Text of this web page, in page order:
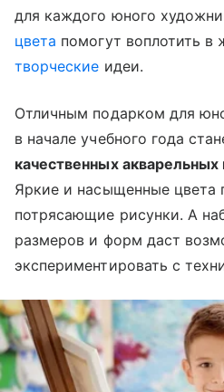
для каждого юного
цвета помогут воплотить
творческие идеи.
Отличным подарком для
в начале учебного года
качественных акварельных
Яркие и насыщенные цвета
потрясающие рисунки. А
размеров и форм даст
экспериментировать с